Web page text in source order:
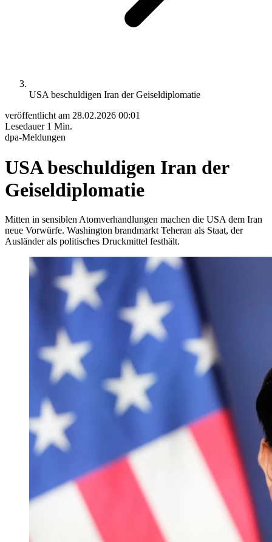
USA beschuldigen Iran der Geiseldiplomatie
veröffentlicht am 28.02.2026 00:01
Lesedauer 1 Min.
dpa-Meldungen
USA beschuldigen Iran der
Geiseldiplomatie
Mitten in sensiblen Atomverhandlungen machen die USA dem Iran
neue Vorwürfe. Washington brandmarkt Teheran als Staat, der
Ausländer als politisches Druckmittel festhält.